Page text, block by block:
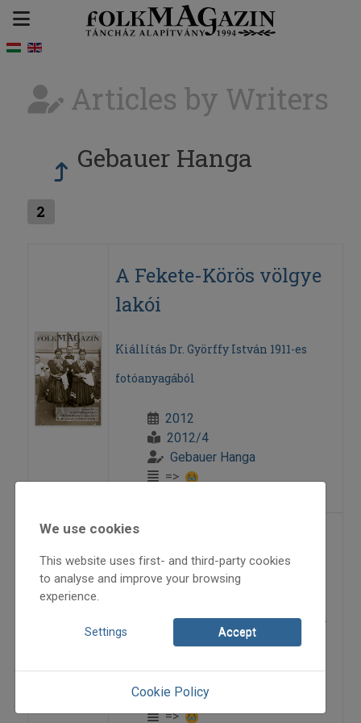
Articles by Writers
Gebauer Hanga
2
A Fekete-Körös völgye
lakói
Kiállítás Dr. Györffy István 1911-es
fotóanyagából
2012
2012/4
Gebauer Hanga
=>
csengetének”
Adventi fotókiállítás a Kossuth téren
Gebauer Hanga
=>
We use cookies
This website uses first- and third-party cookies
to analyse and improve your browsing
experience.
Settings Accept
Cookie Policy